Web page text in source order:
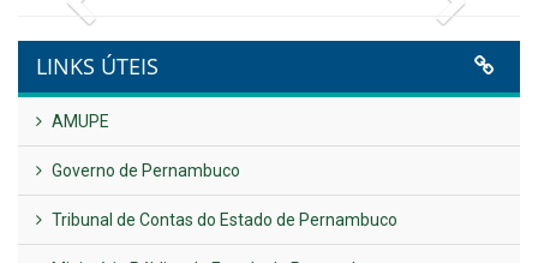
NOTA DE PESAR E LUTO OFICIAL
Plano Diretor – 2026
Publicado em: 14 de maio de 2026